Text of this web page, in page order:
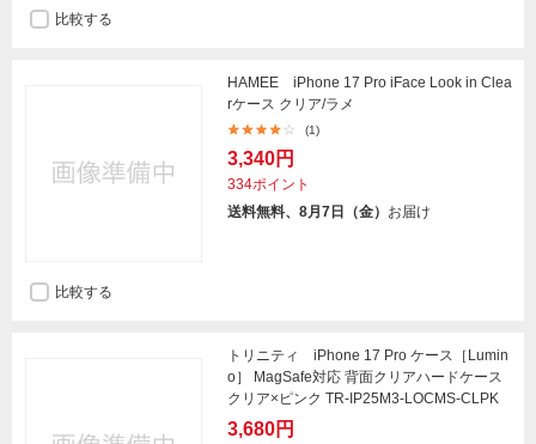
比較する
HAMEE iPhone 17 Pro iFace Look in Clea
rケース クリア/ラメ
(1)
3,340円
334ポイント
送料無料、8月7日（金） お届け
比較する
トリニティ iPhone 17 Pro ケース［Lumin
o］ MagSafe対応 背面クリアハードケース
クリア×ピンク TR-IP25M3-LOCMS-CLPK
3,680円